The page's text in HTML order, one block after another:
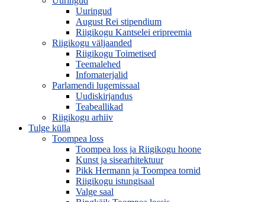
Uuringud
August Rei stipendium
Riigikogu Kantselei eripreemia
Riigikogu väljaanded
Riigikogu Toimetised
Teemalehed
Infomaterjalid
Parlamendi lugemissaal
Uudiskirjandus
Teabeallikad
Riigikogu arhiiv
Tulge külla
Toompea loss
Toompea loss ja Riigikogu hoone
Kunst ja sisearhitektuur
Pikk Hermann ja Toompea tornid
Riigikogu istungisaal
Valge saal